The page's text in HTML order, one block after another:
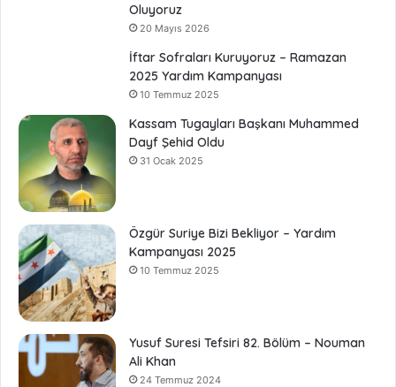
Oluyoruz
20 Mayıs 2026
İftar Sofraları Kuruyoruz – Ramazan
2025 Yardım Kampanyası
10 Temmuz 2025
Kassam Tugayları Başkanı Muhammed
Dayf Şehid Oldu
31 Ocak 2025
Özgür Suriye Bizi Bekliyor – Yardım
Kampanyası 2025
10 Temmuz 2025
Yusuf Suresi Tefsiri 82. Bölüm – Nouman
Ali Khan
24 Temmuz 2024